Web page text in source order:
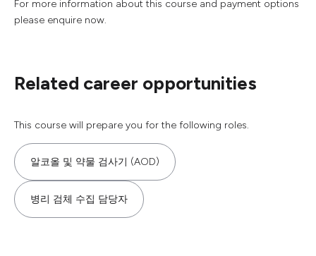
For more information about this course and payment options
please enquire now.
Related career opportunities
This course will prepare you for the following roles.
알코올 및 약물 검사기 (AOD)
병리 검체 수집 담당자